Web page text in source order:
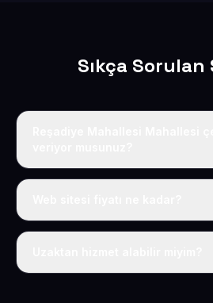
Sıkça
Evet, Reşadiye Mahallesi dahil
Tek fiyat: yılda 50 USD + KDV,